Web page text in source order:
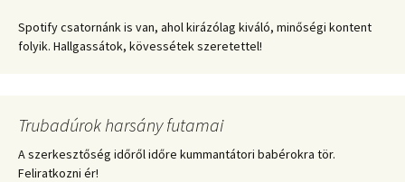
Spotify csatornánk is van, ahol kirázólag kiváló, minőségi kontent
folyik. Hallgassátok, kövessétek szeretettel!
Trubadúrok harsány futamai
A szerkesztőség időről időre kummantátori babérokra tör.
Feliratkozni ér!